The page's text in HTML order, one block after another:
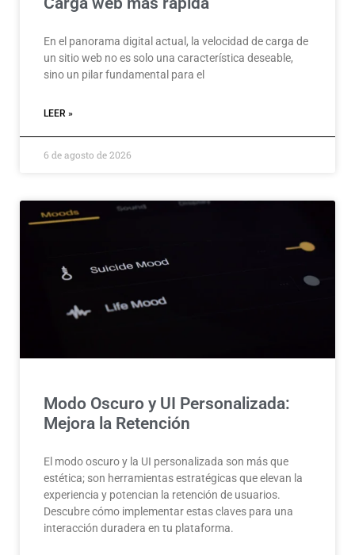
En el panorama digital actual, la velocidad de carga de
un sitio web no es solo una característica deseable,
sino un pilar fundamental para el
LEER »
6 de agosto de 2026
Modo Oscuro y UI Personalizada:
Mejora la Retención
El modo oscuro y la UI personalizada son más que
estética; son herramientas estratégicas que elevan la
experiencia y potencian la retención de usuarios.
Descubre cómo implementar estas claves para una
interacción duradera en tu plataforma.